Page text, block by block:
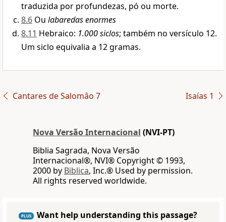
traduzida por profundezas, pó ou morte.
8.6 Ou labaredas enormes
8.11 Hebraico: 1.000 siclos; também no versículo 12.
Um siclo equivalia a 12 gramas.
Cantares de Salomâo 7 Isaías 1
Nova Versão Internacional (NVI-PT)
Biblia Sagrada, Nova Versão
Internacional®, NVI® Copyright © 1993,
2000 by Biblica, Inc.® Used by permission.
All rights reserved worldwide.
PLUS
Want help understanding this passage?